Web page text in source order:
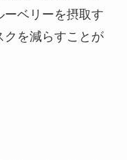
ーベリーを摂取す
クを減らすことが